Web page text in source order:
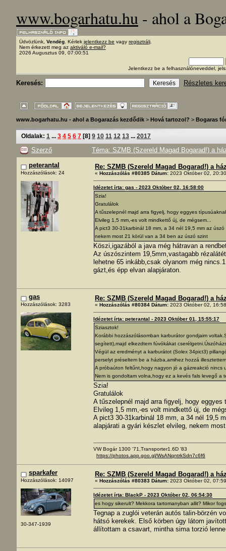
www.bogarhatu.hu - ahol a
Üdvözlünk, Vendég . Kérlek jelentkezz be vagy regisztrálj
Nem érkezett meg az aktiváló e-mail?
2026 Augusztus 09, 07:00:51
Jelentkezz be a felhasználóneveddel,
Keresés: Részletes
www.bogarhatu.hu - ahol a Bogarazás kezdődik > Hová tartozol? > Bogaras
Oldalak: 1 ... 3 4 5 6 7 [8] 9 10 11 12 13 ... 2017
Szerző
Téma: SZMB (Szereld Magad Bogarad!) a
peterantal
Hozzászólások: 24
Re: SZMB (Szereld Magad Bogarad!) a
« Hozzászólás #80385 Dátum: 2023 Október 02,
Idézetet írta: gas - 2023 Október 02, 16:58:00
Szia!
Gratulálok
A tűszelepnél majd arra figyelj, hogy eggyes
Elvileg 1,5 mm,-es volt mindkettő új, de mégsem...
A pict3 30-31karbinál 18 mm, a 34 nél 19,5 mm az
nekem most 21 körül van a 34 ben az úszó szint
Köszi,igazából a java még hátravan a
Az úszószintem 19,5mm,vastagabb
lehetne 65 inkább,csak olyanom még
gázt,és épp elvan alapjáraton.
gas
Hozzászólások: 3283
Re: SZMB (Szereld Magad Bogarad!) a
« Hozzászólás #80384 Dátum: 2023 Október 02,
Idézetet írta: peterantal - 2023 Október 01, 15:55:17
Sziasztok!
Korábbi hozzászólásomban karburátor gondjaim
segített),majd elkezdtem fúvókákat
Végül az eredményt a karburátot (Solex 34pict3)
perselyt préseltem be a házba,amihez hozzá
A próbaúton feltűnt,hogy nagyon jó a gázreakció nincs
Nem is gondoltam volna,hogy ez a kevés fals levegő a
Szia!
Gratulálok
A tűszelepnél majd arra figyelj, hogy
Elvileg 1,5 mm,-es volt mindkettő új, de
A pict3 30-31karbinál 18 mm, a 34 nél 19,5
alapjárati a gyári készlet elvileg, nekem
VW Bogár 1300 '71,Transporter1.6D '83
https://photos.app.goo.gl/WsANqntrkSdn7c6f6
sparkafer
Hozzászólások: 14097
30-347-1939
Re: SZMB (Szereld Magad Bogarad!) a
« Hozzászólás #80383 Dátum: 2023 Október 02,
Idézetet írta: BlackP - 2023 Október 02, 06:54:30
es hogy sikerult? Mekkora tartomanyban allit? Mikor
Tegnap a zuglói veterán autós talin-börzén
hátsó kerekek. Első körben úgy látom
állítottam a csavart, mintha sima torzió